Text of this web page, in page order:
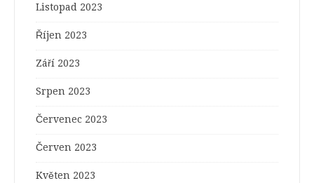
Listopad 2023
Říjen 2023
Září 2023
Srpen 2023
Červenec 2023
Červen 2023
Květen 2023